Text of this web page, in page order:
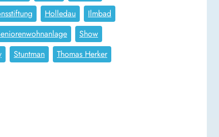
Holledau
Ilmbad
Show
Stuntman
Thomas Herker